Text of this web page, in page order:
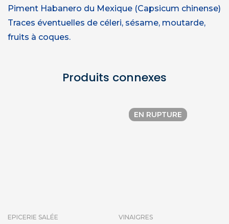
Piment Habanero du Mexique (Capsicum chinense)
Traces éventuelles de céleri, sésame, moutarde,
fruits à coques.
Produits connexes
EPICERIE SALÉE
EN RUPTURE
VINAIGRES